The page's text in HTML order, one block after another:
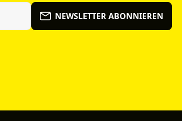
NEWSLETTER ABONNIEREN